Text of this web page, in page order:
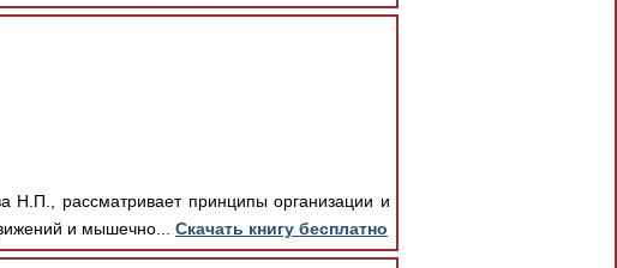
Н.П., рассматривает принципы организации и
и мышечно... Скачать книгу бесплатно